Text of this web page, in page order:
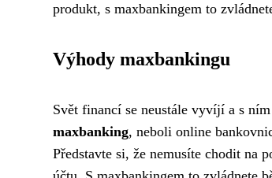
produkt, s maxbankingem to
Výhody maxbankingu
Svět financí se neustále vyvíjí a s
maxbanking, neboli online
Představte si, že nemusíte chodit na